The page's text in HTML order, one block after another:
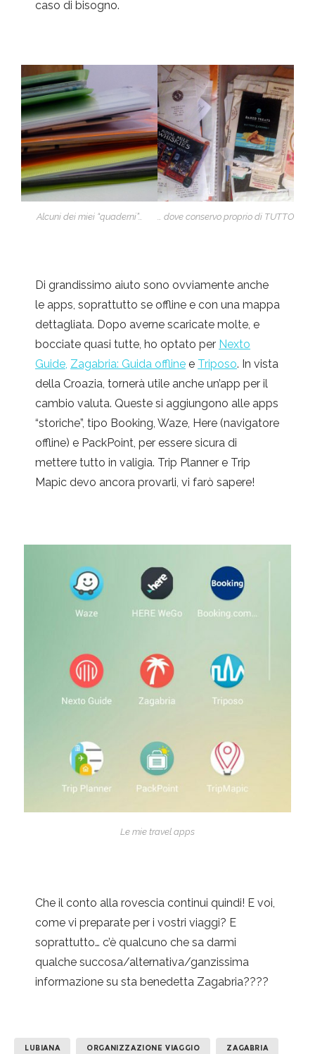
caso di bisogno.
Alcuni dei miei “quaderni”… … dove conservo proprio di TUTTO
Di grandissimo aiuto sono ovviamente anche
le apps, soprattutto se offline e con una mappa
dettagliata. Dopo averne scaricate molte, e
bocciate quasi tutte, ho optato per Nexto
Guide, Zagabria: Guida offline e Triposo. In vista
della Croazia, tornerà utile anche un’app per il
cambio valuta. Queste si aggiungono alle apps
“storiche”, tipo Booking, Waze, Here (navigatore
offline) e PackPoint, per essere sicura di
mettere tutto in valigia. Trip Planner e Trip
Mapic devo ancora provarli, vi farò sapere!
Le mie travel apps
Che il conto alla rovescia continui quindi! E voi,
come vi preparate per i vostri viaggi? E
soprattutto… c’è qualcuno che sa darmi
qualche succosa/alternativa/ganzissima
informazione su sta benedetta Zagabria????
LUBIANA ORGANIZZAZIONE VIAGGIO ZAGABRIA